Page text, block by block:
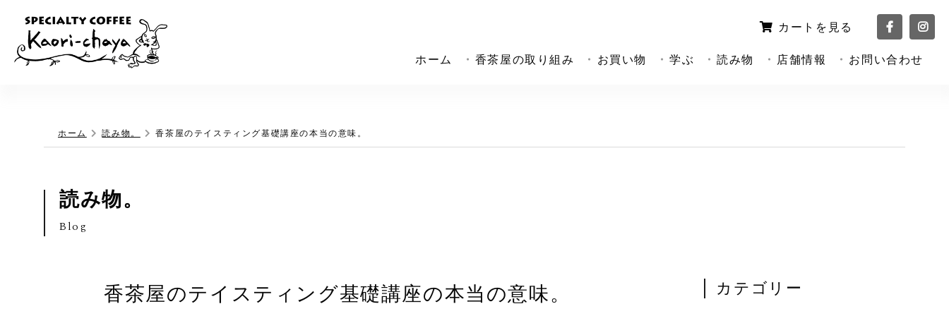
カートを見る
ホーム 香茶屋の取り組み お買い物 学ぶ 読み物 店舗情報 お問い合わせ
ホーム 読み物。 香茶屋のテイスティング基礎講座の本当の意味。
読み物。
Blog
香茶屋のテイスティング基礎講座の本当の意味。 カテゴリー